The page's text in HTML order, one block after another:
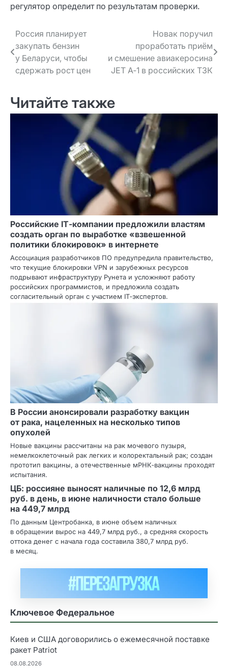
регулятор определит по результатам проверки.
Навигация
по записям
Россия планирует
закупать бензин
у Беларуси, чтобы
сдержать рост цен
Новак поручил
проработать приём
и смешение авиакеросина
JET A‑1 в российских ТЗК
Читайте также
Российские IT‑компании предложили властям
создать орган по выработке «взвешенной
политики блокировок» в интернете
Ассоциация разработчиков ПО предупредила правительство,
что текущие блокировки VPN и зарубежных ресурсов
подрывают инфраструктуру Рунета и усложняют работу
российских программистов, и предложила создать
согласительный орган с участием IT‑экспертов.
В России анонсировали разработку вакцин
от рака, нацеленных на несколько типов
опухолей
Новые вакцины рассчитаны на рак мочевого пузыря,
немелкоклеточный рак легких и колоректальный рак; создан
прототип вакцины, а отечественные мРНК‑вакцины проходят
испытания.
ЦБ: россияне выносят наличные по 12,6 млрд
руб. в день, в июне наличности стало больше
на 449,7 млрд
По данным Центробанка, в июне объем наличных
в обращении вырос на 449,7 млрд руб., а средняя скорость
оттока денег с начала года составила 380,7 млрд руб.
в месяц.
Ключевое Федеральное
Киев и США договорились о ежемесячной поставке
ракет Patriot
08.08.2026